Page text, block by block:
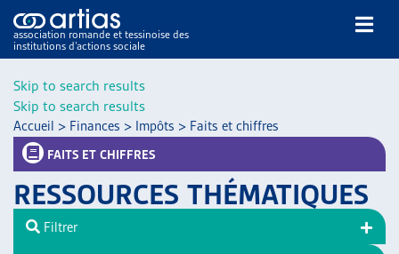
Skip to search results
Skip to search results
association romande et tessinoise des
institutions d’actions sociale
NOS PUBLICATIONS
Accueil > Finances > Impôts > Faits et chiffres
FAITS ET CHIFFRES
RESSOURCES THÉMATIQUES
Filtrer